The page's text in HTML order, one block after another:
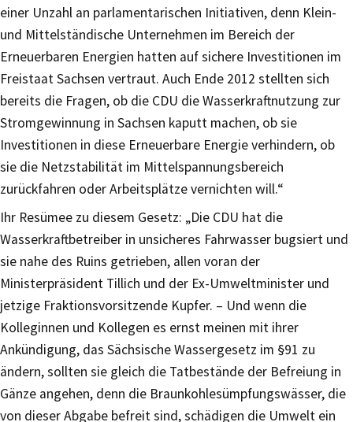
einer Unzahl an parlamentarischen Initiativen, denn Klein-
und Mittelständische Unternehmen im Bereich der
Erneuerbaren Energien hatten auf sichere Investitionen im
Freistaat Sachsen vertraut. Auch Ende 2012 stellten sich
bereits die Fragen, ob die CDU die Wasserkraftnutzung zur
Stromgewinnung in Sachsen kaputt machen, ob sie
Investitionen in diese Erneuerbare Energie verhindern, ob
sie die Netzstabilität im Mittelspannungsbereich
zurückfahren oder Arbeitsplätze vernichten will.“
Ihr Resümee zu diesem Gesetz: „Die CDU hat die
Wasserkraftbetreiber in unsicheres Fahrwasser bugsiert und
sie nahe des Ruins getrieben, allen voran der
Ministerpräsident Tillich und der Ex-Umweltminister und
jetzige Fraktionsvorsitzende Kupfer. – Und wenn die
Kolleginnen und Kollegen es ernst meinen mit ihrer
Ankündigung, das Sächsische Wassergesetz im §91 zu
ändern, sollten sie gleich die Tatbestände der Befreiung in
Gänze angehen, denn die Braunkohlesümpfungswässer, die
von dieser Abgabe befreit sind, schädigen die Umwelt ein